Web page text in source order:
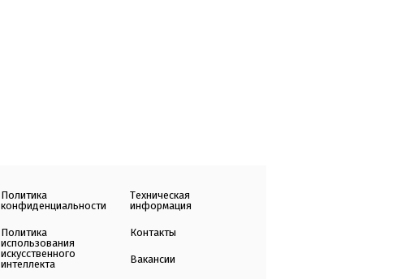
Политика
конфиденциальности
Политика
использования
искусственного
интеллекта
Техническая
информация
Контакты
Вакансии